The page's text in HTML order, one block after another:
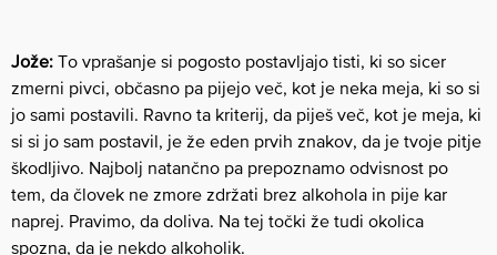
Jože: To vprašanje si pogosto postavljajo tisti, ki so sicer
zmerni pivci, občasno pa pijejo več, kot je neka meja, ki so si
jo sami postavili. Ravno ta kriterij, da piješ več, kot je meja, ki
si si jo sam postavil, je že eden prvih znakov, da je tvoje pitje
škodljivo. Najbolj natančno pa prepoznamo odvisnost po
tem, da človek ne zmore zdržati brez alkohola in pije kar
naprej. Pravimo, da doliva. Na tej točki že tudi okolica
spozna, da je nekdo alkoholik.